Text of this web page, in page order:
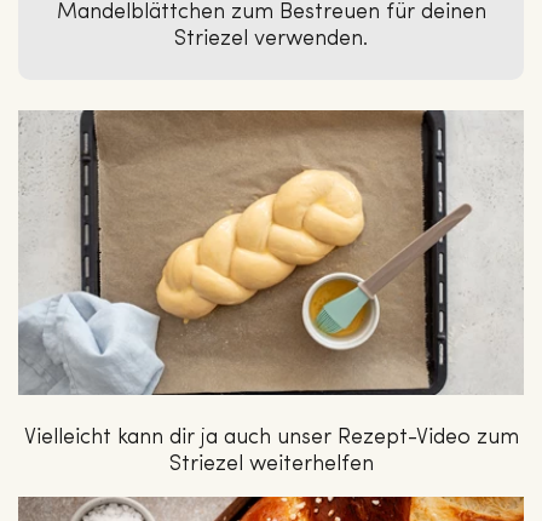
Mandelblättchen zum Bestreuen für deinen
Striezel verwenden.
Vielleicht kann dir ja auch unser Rezept-Video zum
Striezel weiterhelfen